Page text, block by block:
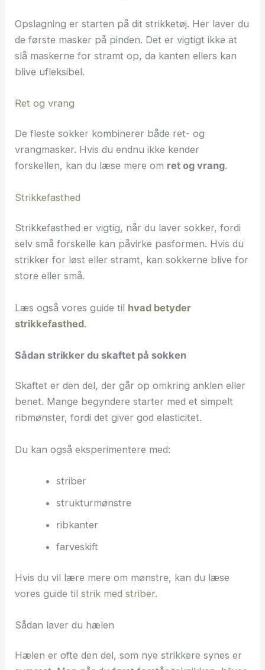
Opslagning er starten på dit strikketøj. Her laver du
de første masker på pinden. Det er vigtigt ikke at
slå maskerne for stramt op, da kanten ellers kan
blive ufleksibel.
Ret og vrang
De fleste sokker kombinerer både ret- og
vrangmasker. Hvis du endnu ikke kender
forskellen, kan du læse mere om ret og vrang.
Strikkefasthed
Strikkefasthed er vigtig, når du laver sokker, fordi
selv små forskelle kan påvirke pasformen. Hvis du
strikker for løst eller stramt, kan sokkerne blive for
store eller små.
Læs også vores guide til hvad betyder
strikkefasthed.
Sådan strikker du skaftet på sokken
Skaftet er den del, der går op omkring anklen eller
benet. Mange begyndere starter med et simpelt
ribmønster, fordi det giver god elasticitet.
Du kan også eksperimentere med:
striber
strukturmønstre
ribkanter
farveskift
Hvis du vil lære mere om mønstre, kan du læse
vores guide tilstrik med striber.
Sådan laver du hælen
Hælen er ofte den del, som nye strikkere synes er